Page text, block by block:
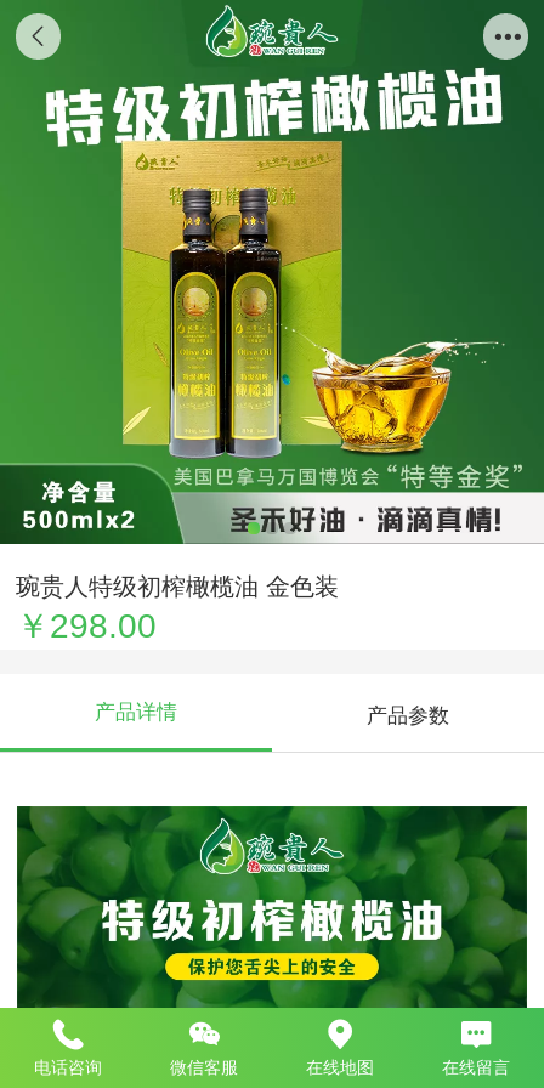
琬贵人特级初榨橄榄油 金色装
￥298.00
产品详情 产品参数
电话咨询 微信客服 在线地图 在线留言